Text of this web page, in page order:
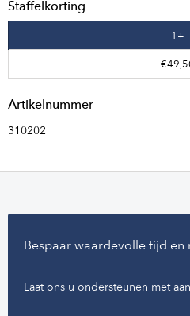
Staffelkorting
1+
Artikelnummer
310202
Bespaar waardevolle tijd en
Laat ons u ondersteunen met